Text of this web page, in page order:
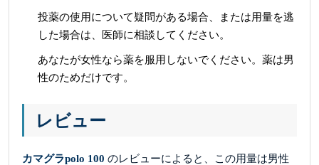
投薬の使用について疑問がある場合、または用量を逃
した場合は、医師に相談してください。
あなたが女性なら薬を服用しないでください。薬は男
性のためだけです。
レビュー
カマグラpolo 100 のレビューによると、この用量は男性